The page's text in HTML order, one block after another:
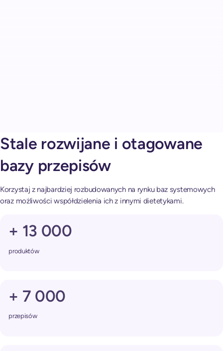
Stale rozwijane i otagowane
bazy przepisów
Korzystaj z najbardziej rozbudowanych na rynku baz systemowych
oraz możliwości współdzielenia ich z innymi dietetykami.
+ 13 000
produktów
+ 7 000
przepisów